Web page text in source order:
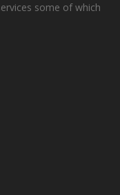
some of which